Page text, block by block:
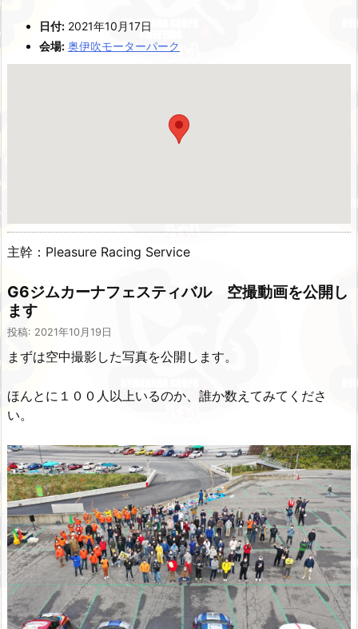
日付: 2021年10月17日
会場: 奥伊吹モーターパーク
主幹：Pleasure Racing Service
G6ジムカーナフェスティバル 空撮動画を公開し
ます
投稿: 2021年10月19日
まずは空中撮影した写真を公開します。
ほんとに１００人以上いるのか、誰か数えてみてくださ
い。